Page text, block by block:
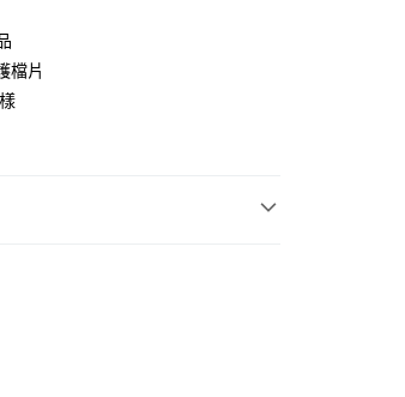
以上)免運費
以上)免運費
以上)免運費
以上)免運費
檔片